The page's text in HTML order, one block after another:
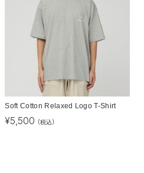
Soft Cotton Relaxed Logo T-Shirt
¥5,500 (税込)